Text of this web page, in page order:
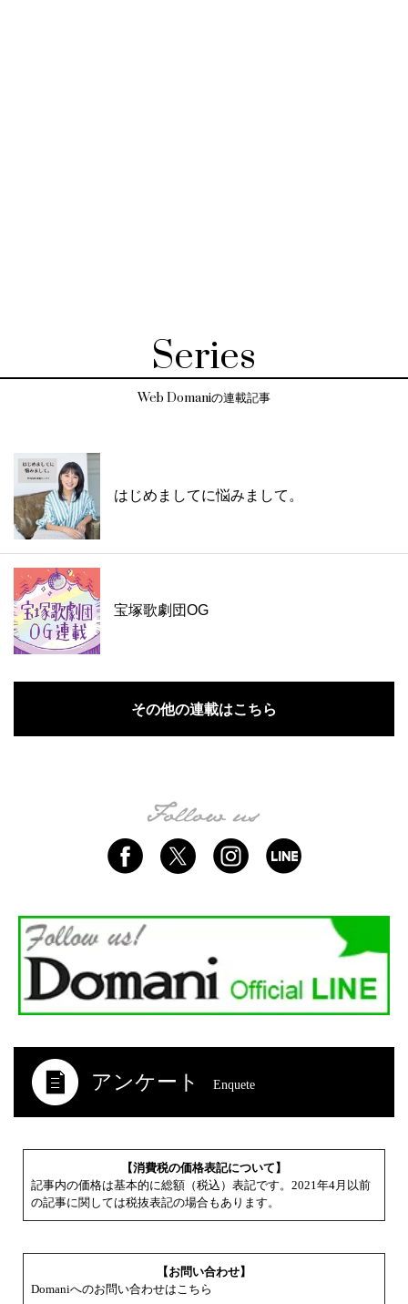
Series
Web Domaniの連載記事
はじめましてに悩みまして。
宝塚歌劇団OG
その他の連載はこちら
アンケート Enquete
【消費税の価格表記について】
記事内の価格は基本的に総額（税込）表記です。2021年4月以前
の記事に関しては税抜表記の場合もあります。
【お問い合わせ】
Domaniへのお問い合わせはこちら